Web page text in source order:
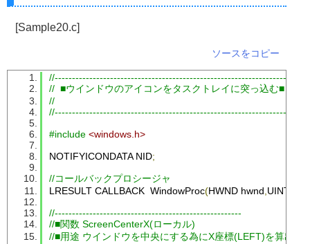
[Sample20.c]
ソースをコピー
//  ■ウインドウのアイコンをタスクトレイに突っ込む■
//
#include <windows.h>
NOTIFYICONDATA NID;
//コールバックプロシージャ
LRESULT CALLBACK WindowProc(HWND hwnd,UINT
//------------------------------------------------------
//■関数 ScreenCenterX(ローカル)
//■用途 ウインドウを中央にする為にX座標(LEFT)を算出す